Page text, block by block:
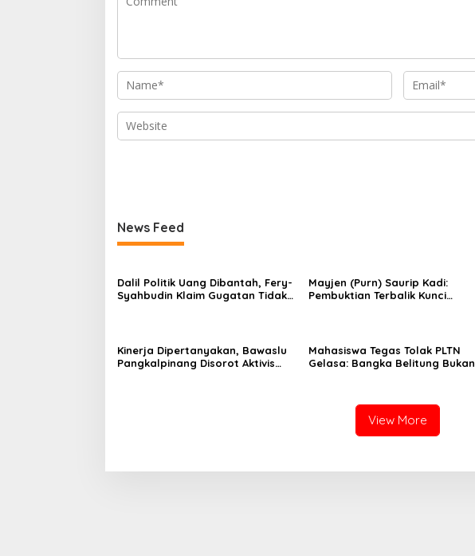
News Feed
Dalil Politik Uang Dibantah, Fery-
Syahbudin Klaim Gugatan Tidak
Mayjen (Purn) Saurip Kadi:
Pembuktian Terbalik Kunci
Kinerja Dipertanyakan, Bawaslu
Pangkalpinang Disorot Aktivis
Mahasiswa Tegas Tolak PLTN
Gelasa: Bangka Belitung Bukan
View More